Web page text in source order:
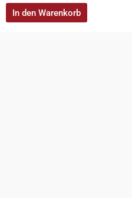
In den Warenkorb